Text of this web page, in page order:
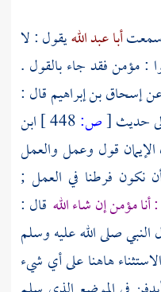
أبا عبد اللهيقول : لا
: مؤمن فقد جاء بالقول .
إسحاق بن إبراهيمقال :
حديث[ص:
ابن
الإيمان قول وعمل والعمل
نكون فرطنا في العمل ;
أنا مؤمن إن شاء الله قال :
صلى الله عليه وسلم
هاهنا على أي شيء